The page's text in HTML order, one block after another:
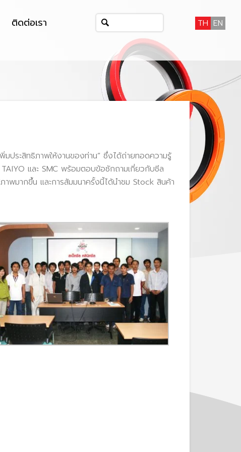
ติดต่อเรา
TH EN
ประสิทธิภาพให้งานของท่าน” ซึ่งได้ถ่ายทอดความรู้
และ SMC พร้อมตอบข้อซักถามเกี่ยวกับซีล
าพมากขึ้น และการสัมมนาครั้งนี้ได้นำชม Stock สินค้า